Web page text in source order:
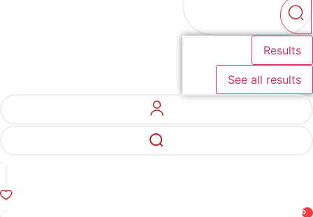
Results
See all results
0